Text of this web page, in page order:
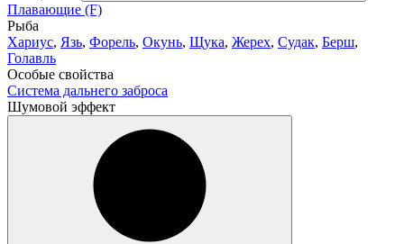
Плавающие (F)
Рыба
Хариус, Язь, Форель, Окунь, Щука, Жерех, Судак, Берш,
Голавль
Особые свойства
Система дальнего заброса
Шумовой эффект